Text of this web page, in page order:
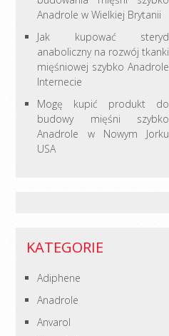
Anadrole w Wielkiej Brytanii
Jak kupować steryd
anaboliczny na rozwój tkanki
mięśniowej szybko Anadrole
Internecie
Mogę kupić produkt do
budowy mięśni szybko
Anadrole w Nowym Jorku
USA
KATEGORIE
Adiphene
Anadrole
Anvarol